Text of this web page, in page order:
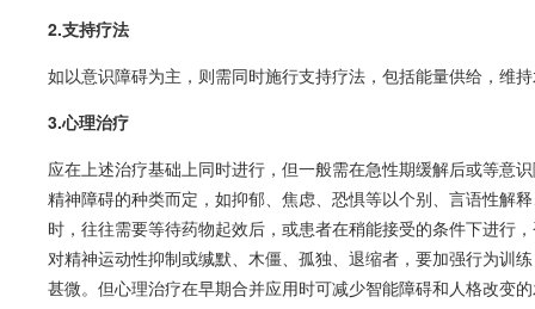
2.支持疗法
如以意识障碍为主，则需同时施行支持疗法，包括能量供给，维
3.心理治疗
应在上述治疗基础上同时进行，但一般需在急性期缓解后或等意
精神障碍的种类而定，如抑郁、焦虑、恐惧等以个别、言语性解
时，往往需要等待药物起效后，或患者在稍能接受的条件下进行
对精神运动性抑制或缄默、木僵、孤独、退缩者，要加强行为训
甚微。但心理治疗在早期合并应用时可减少智能障碍和人格改变